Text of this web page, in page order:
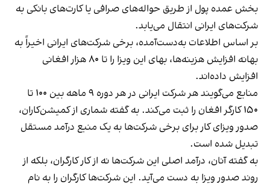
بخش عمده پول از طریق حواله‌های صرافی یا کارت‌های بانکی به
شرکت‌های ایرانی انتقال می‌یابد.
بر اساس اطلاعات به‌دست‌آمده، برخی شرکت‌های ایرانی اخیراً به
بهانه افزایش هزینه‌ها، بهای این ویزا را تا ۸۰ هزار افغانی
افزایش داده‌اند.
منابع می‌گویند هر شرکت ایرانی در هر دوره ۹ ماهه بین ۱۰۰ تا
۱۵۰ کارگر افغان را ثبت می‌کند. به گفته شماری از کمیشن‌کاران،
صدور ویزای کار برای برخی شرکت‌ها به یک منبع درآمد مستقل
تبدیل شده است.
به گفته آنان، درآمد اصلی این شرکت‌ها نه از کار کارگران، بلکه از
روند صدور ویزا به دست می‌آید. این شرکت‌ها کارگران را به نام